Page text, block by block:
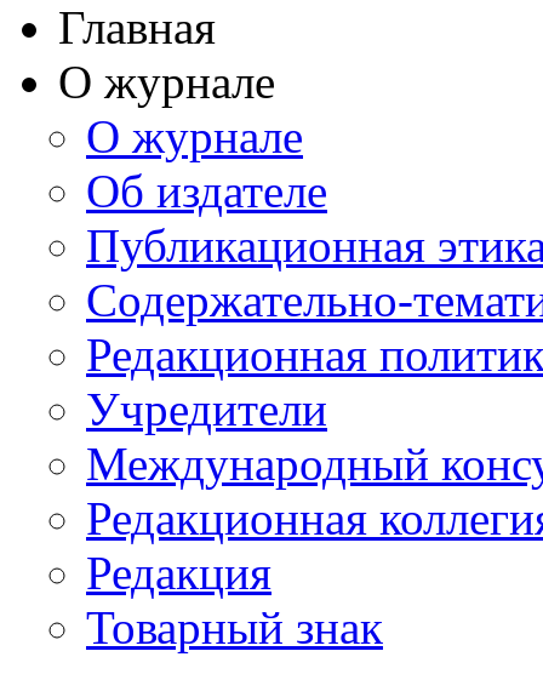
Главная
О журнале
О журнале
Об издателе
Публикационная
Содержательно-
Редакционная
Учредители
Международный
Редакционная
Редакция
Товарный знак